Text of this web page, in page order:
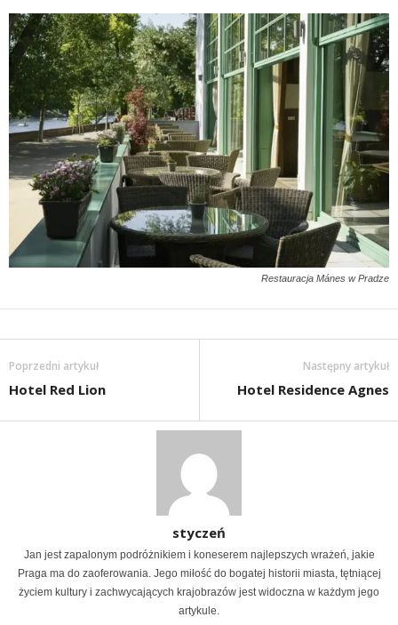
Restauracja Mánes w Pradze
Poprzedni artykuł
Hotel Red Lion
Następny artykuł
Hotel Residence Agnes
styczeń
Jan jest zapalonym podróżnikiem i koneserem najlepszych wrażeń, jakie
Praga ma do zaoferowania. Jego miłość do bogatej historii miasta, tętniącej
życiem kultury i zachwycających krajobrazów jest widoczna w każdym jego
artykule.